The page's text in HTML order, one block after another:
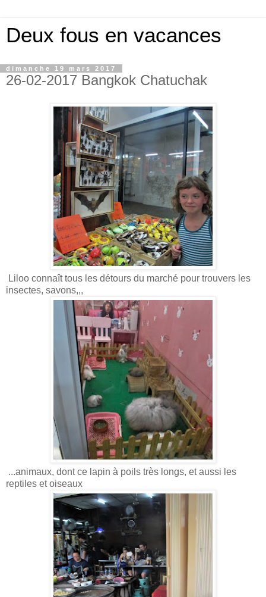
Deux fous en vacances
dimanche 19 mars 2017
26-02-2017 Bangkok Chatuchak
Liloo connaît tous les détours du marché pour trouvers les
insectes, savons,,,
...animaux, dont ce lapin à poils très longs, et aussi les
reptiles et oiseaux